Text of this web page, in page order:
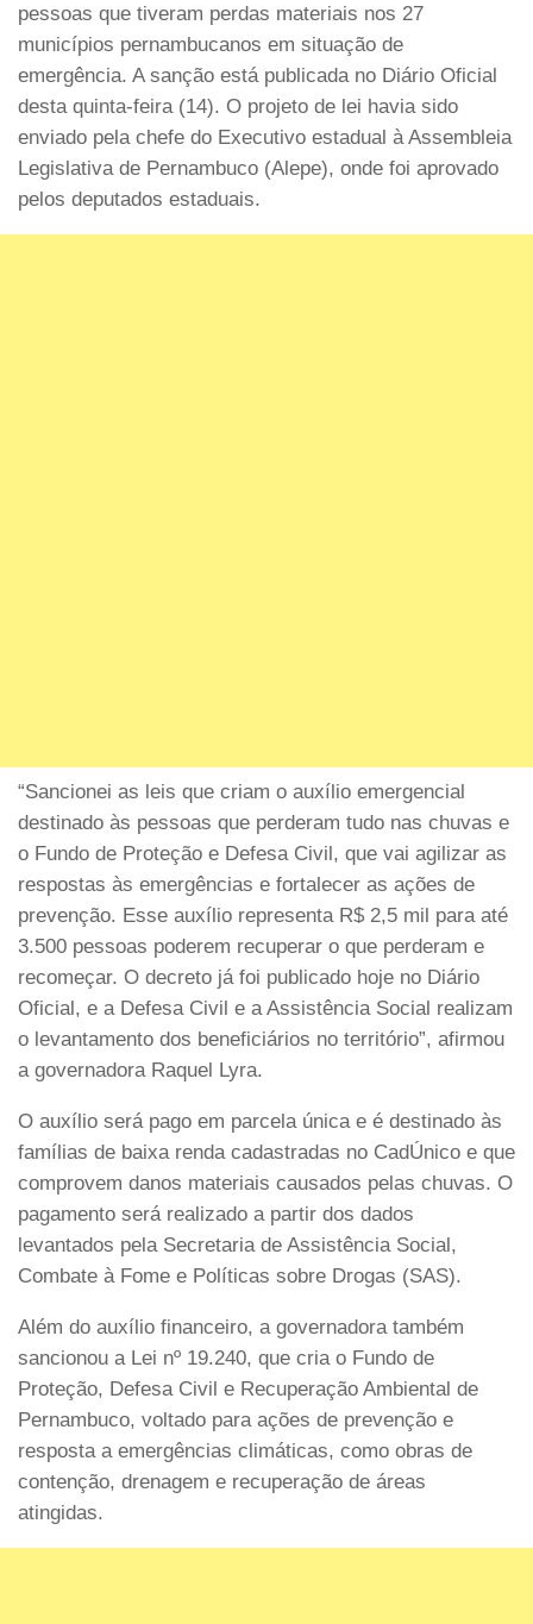
pessoas que tiveram perdas materiais nos 27
municípios pernambucanos em situação de
emergência. A sanção está publicada no Diário Oficial
desta quinta-feira (14). O projeto de lei havia sido
enviado pela chefe do Executivo estadual à Assembleia
Legislativa de Pernambuco (Alepe), onde foi aprovado
pelos deputados estaduais.
“Sancionei as leis que criam o auxílio emergencial
destinado às pessoas que perderam tudo nas chuvas e
o Fundo de Proteção e Defesa Civil, que vai agilizar as
respostas às emergências e fortalecer as ações de
prevenção. Esse auxílio representa R$ 2,5 mil para até
3.500 pessoas poderem recuperar o que perderam e
recomeçar. O decreto já foi publicado hoje no Diário
Oficial, e a Defesa Civil e a Assistência Social realizam
o levantamento dos beneficiários no território”, afirmou
a governadora Raquel Lyra.
O auxílio será pago em parcela única e é destinado às
famílias de baixa renda cadastradas no CadÚnico e que
comprovem danos materiais causados pelas chuvas. O
pagamento será realizado a partir dos dados
levantados pela Secretaria de Assistência Social,
Combate à Fome e Políticas sobre Drogas (SAS).
Além do auxílio financeiro, a governadora também
sancionou a Lei nº 19.240, que cria o Fundo de
Proteção, Defesa Civil e Recuperação Ambiental de
Pernambuco, voltado para ações de prevenção e
resposta a emergências climáticas, como obras de
contenção, drenagem e recuperação de áreas
atingidas.